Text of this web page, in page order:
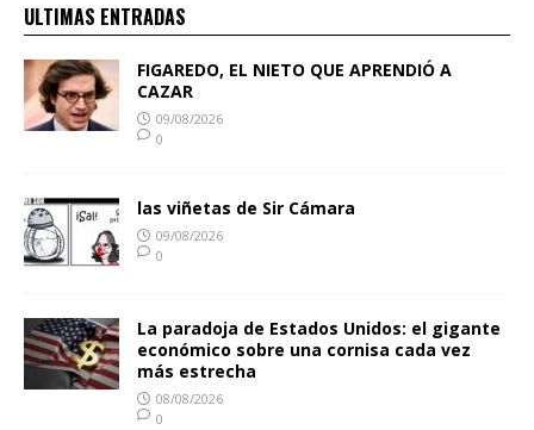
ULTIMAS ENTRADAS
FIGAREDO, EL NIETO QUE APRENDIÓ A
CAZAR
09/08/2026
0
las viñetas de Sir Cámara
09/08/2026
0
La paradoja de Estados Unidos: el gigante
económico sobre una cornisa cada vez
más estrecha
08/08/2026
0